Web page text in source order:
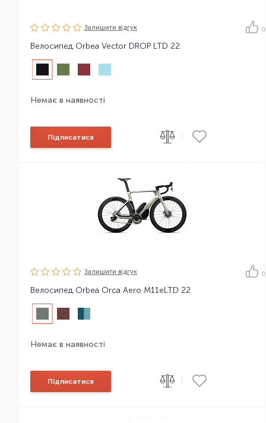
Залишити вiдгук 0
Велосипед Orbea Vector DROP LTD 22
Немає в наявності
Підписатися
Залишити вiдгук 0
Велосипед Orbea Orca Aero M11eLTD 22
Немає в наявності
Підписатися